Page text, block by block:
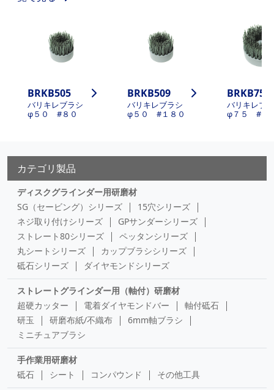
BRKB505
バリキレブラシ
φ５０ #８０
BRKB509
バリキレブラシ
φ５０ #１８０
BRKB755
バリキレ
φ７５ #
カテゴリ製品
ディスクグラインダー用研磨材
SG（セービング）シリーズ
15穴シリーズ
ネジ取り付けシリーズ
GPサンダーシリーズ
ストレート80シリーズ
ペッタンシリーズ
丸シートシリーズ
カップブラシシリーズ
砥石シリーズ
ダイヤモンドシリーズ
ストレートグラインダー用（軸付）研磨材
超硬カッター
電着ダイヤモンドバー
軸付砥石
研玉
研磨布紙/不織布
6mm軸ブラシ
ミニチュアブラシ
手作業用研磨材
砥石
シート コンパウンド その他工具